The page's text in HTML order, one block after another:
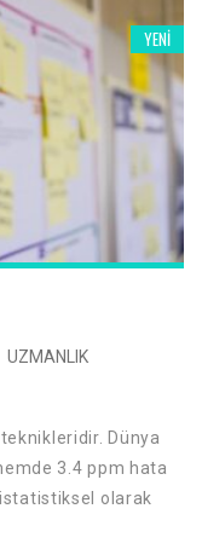
YENI
UZMANLIK
Dünya
3.4 ppm hata
olarak